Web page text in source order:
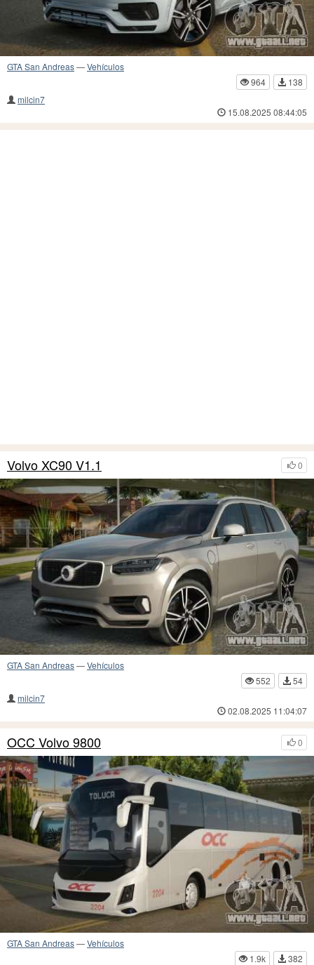
GTA San Andreas—Vehículos
964
138
milcin7
15.08.2025 08:44:05
0
Volvo XC90 V1.1
GTA San Andreas—Vehículos
552
54
milcin7
02.08.2025 11:04:07
0
OCC Volvo 9800
GTA San Andreas—Vehículos
1.9k
382